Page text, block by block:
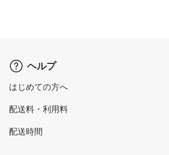
ヘルプ
はじめての方へ
配送料・利用料
配送時間